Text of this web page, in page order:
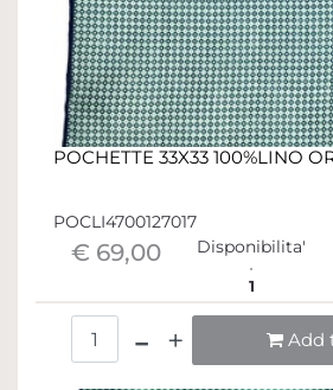
POCHETTE 33X33 100%LINO
POCLI4700127017
€ 69,00 Disponibilita'
1
Add